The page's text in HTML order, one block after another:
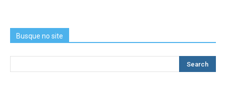
Busque no site